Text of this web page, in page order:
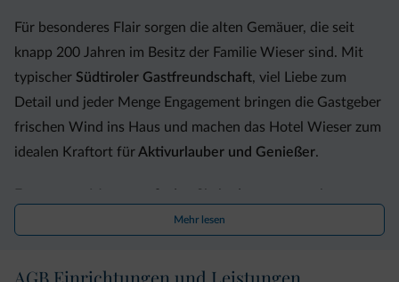
Für besonderes Flair sorgen die alten Gemäuer, die seit
knapp 200 Jahren im Besitz der Familie Wieser sind. Mit
typischer Südtiroler Gastfreundschaft, viel Liebe zum
Detail und jeder Menge Engagement bringen die Gastgeber
frischen Wind ins Haus und machen das Hotel Wieser zum
idealen Kraftort fürAktivurlauber und Genießer.
mit Indoor Pool und finnischer Sauna sowie
Wohnkomfort.
Mehr lesen
AGB Einrichtungen und Leistungen